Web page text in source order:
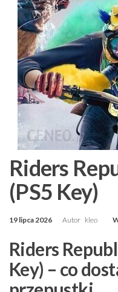
Riders
(PS5 Key)
19 lipca 2026 Autor kleo
Riders
Key) – co